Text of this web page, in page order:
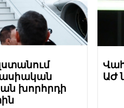
խորհրդի
ԱԺ